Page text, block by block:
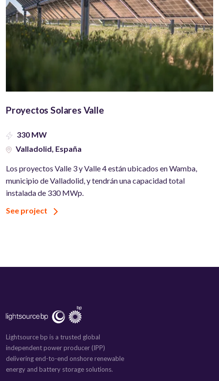
Proyectos Solares Valle
330 MW
Valladolid, España
Los proyectos Valle 3 y Valle 4 están ubicados en Wamba,
municipio de Valladolid, y tendrán una capacidad total
instalada de 330 MWp.
See project
Lightsource bp is a trusted global
independent power producer (IPP)
delivering end-to-end onshore renewable
energy and battery storage solutions.